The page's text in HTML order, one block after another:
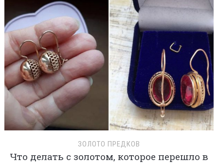
ЗОЛОТО ПРЕДКОВ
Что делать с золотом, которое перешло в